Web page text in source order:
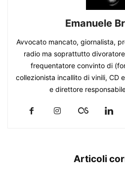
Emanuele
Avvocato mancato, giornalista,
radio ma soprattutto
frequentatore convinto di
collezionista incallito di vinili, CD
e direttore
Articoli